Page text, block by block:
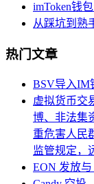
imToken钱
从踩坑到熟
热门文章
BSV导入IM
虚拟货币交
博、非法集
重危害人民
监管规定，
EON 发放与